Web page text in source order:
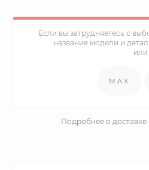
Если вы затрудняетесь с
название модели и
или
MAX
Подробнее о